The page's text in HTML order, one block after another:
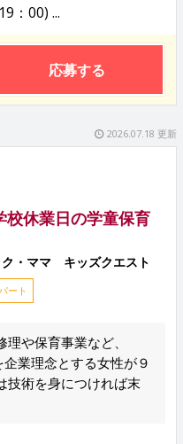
：00) ...
応募する
2026.07.18 更新
校休業日の学童保育
・ママ キッズクエスト
ート
や保育事業など、
企業理念とする女性が９
技術を身につければ末